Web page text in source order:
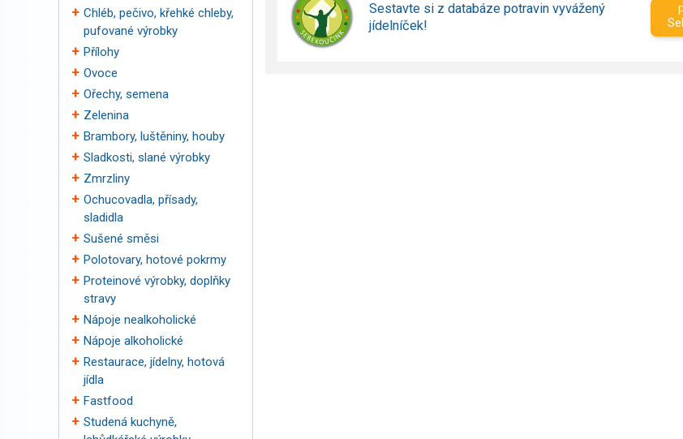
Chléb, pečivo, křehké chleby,
pufované výrobky
Přílohy
Ovoce
Ořechy, semena
Zelenina
Brambory, luštěniny, houby
Sladkosti, slané výrobky
Zmrzliny
Ochucovadla, přísady,
sladidla
Sušené směsi
Polotovary, hotové pokrmy
Proteinové výrobky, doplňky
stravy
Nápoje nealkoholické
Nápoje alkoholické
Restaurace, jídelny, hotová
jídla
Fastfood
Studená kuchyně,
Sestavte si z databáze potravin vyvážený
jídelníček!